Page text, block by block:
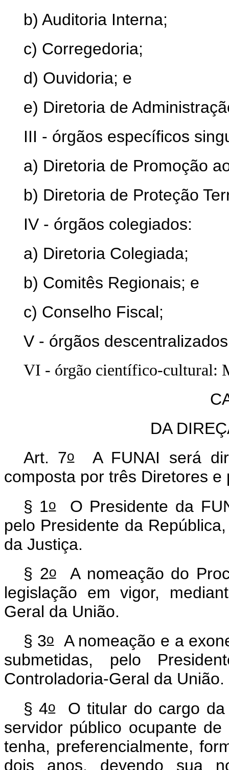
b) Auditoria Interna;
c) Corregedoria;
d) Ouvidoria; e
e) Diretoria de
III - órgãos específicos
a) Diretoria de Promoção
b) Diretoria de Proteção
IV - órgãos colegiados:
a) Diretoria Colegiada;
b) Comitês Regionais; e
c) Conselho Fiscal;
V - órgãos
VI - órgão científico-cultural:
DA
Art. 7oA FUNAI será
composta por três Diretores
§ 1oO Presidente da
pelo Presidente da
da Justiça.
§ 2oA nomeação do
legislação em vigor,
Geral da União.
§ 3oA nomeação e a
submetidas, pelo
Controladoria-Geral da União.
§ 4oO titular do cargo da
servidor público ocupante
tenha, preferencialmente,
dois anos, devendo sua